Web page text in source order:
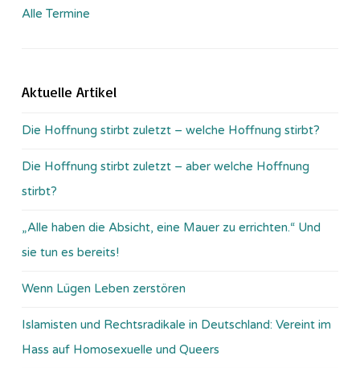
Alle Termine
Aktuelle Artikel
Die Hoffnung stirbt zuletzt – welche Hoffnung stirbt?
Die Hoffnung stirbt zuletzt – aber welche Hoffnung
stirbt?
„Alle haben die Absicht, eine Mauer zu errichten.“ Und
sie tun es bereits!
Wenn Lügen Leben zerstören
Islamisten und Rechtsradikale in Deutschland: Vereint im
Hass auf Homosexuelle und Queers